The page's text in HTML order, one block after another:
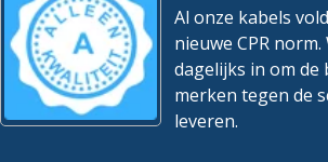
Al onze kabels
nieuwe CPR
dagelijks in om de
merken tegen de
leveren.